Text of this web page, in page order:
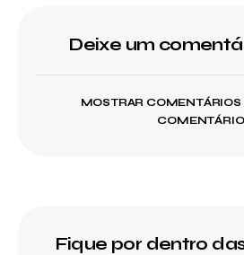
Deixe um
MOSTRAR
COMENTÁRIO
Fique por dentro